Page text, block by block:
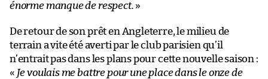
énorme manque de respect. »
De retour de son prêt en Angleterre, le milieu de
terrain a vite été averti par le club parisien qu’il
n’entrait pas dans les plans pour cette nouvelle saison :
« Je voulais me battre pour une place dans le onze de